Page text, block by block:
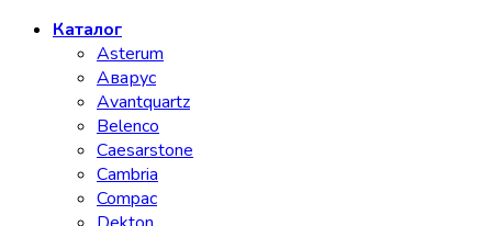
Каталог
Asterum
Аварус
Avantquartz
Belenco
Caesarstone
Cambria
Compac